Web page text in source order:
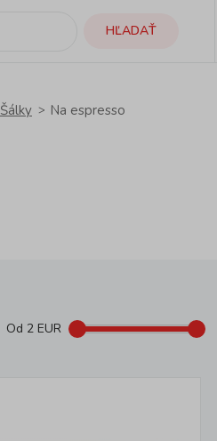
HĽADAŤ
Šálky Na espresso
Od 2 EUR